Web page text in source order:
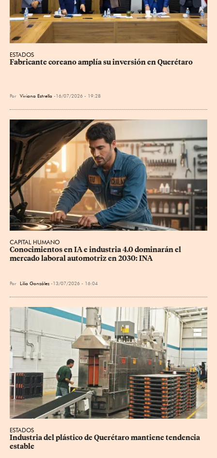
ESTADOS
Fabricante coreano amplía su inversión en Querétaro
Por Viviana Estrella 16/07/2026 - 19:28
CAPITAL HUMANO
Conocimientos en IA e industria 4.0 dominarán el
mercado laboral automotriz en 2030: INA
Por Lilia González 13/07/2026 - 16:04
ESTADOS
Industria del plástico de Querétaro mantiene tendencia
estable